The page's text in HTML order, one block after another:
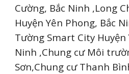
Cường, Bắc Ninh ,Long
Huyện Yên Phong, Bắc
Tường Smart City Huyện
Ninh ,Chung cư Môi
Sơn,Chung cư Thanh